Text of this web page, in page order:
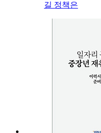
길 정책은